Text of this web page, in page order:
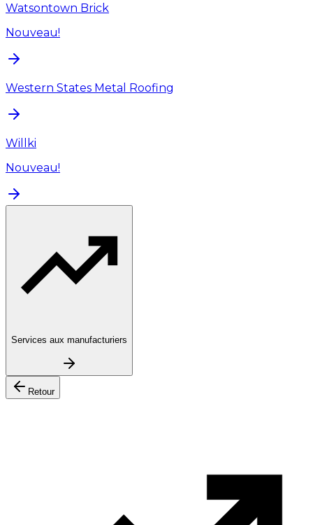
Watsontown Brick
Nouveau!
Western States Metal Roofing
Willki
Nouveau!
Services aux manufacturiers
Retour